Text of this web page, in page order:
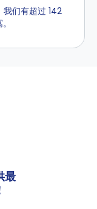
们有超过 142
最